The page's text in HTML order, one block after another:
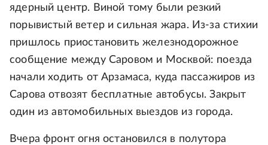
ядерный центр. Виной тому были резкий
порывистый ветер и сильная жара. Из-за стихии
пришлось приостановить железнодорожное
сообщение между Саровом и Москвой: поезда
начали ходить от Арзамаса, куда пассажиров из
Сарова отвозят бесплатные автобусы. Закрыт
один из автомобильных выездов из города.
Вчера фронт огня остановился в полутора